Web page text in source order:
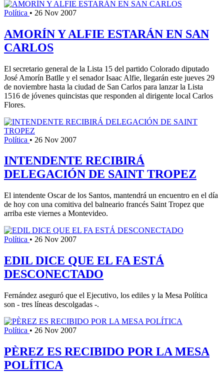
Política • 26 Nov 2007
AMORÍN Y ALFIE ESTARÁN EN SAN
CARLOS
El secretario general de la Lista 15 del partido Colorado diputado
José Amorín Batlle y el senador Isaac Alfie, llegarán este jueves 29
de noviembre hasta la ciudad de San Carlos para lanzar la Lista
1516 de jóvenes quincistas que responden al dirigente local Carlos
Flores.
Política • 26 Nov 2007
INTENDENTE RECIBIRÁ
DELEGACIÓN DE SAINT TROPEZ
El intendente Oscar de los Santos, mantendrá un encuentro en el día
de hoy con una comitiva del balneario francés Saint Tropez que
arriba este viernes a Montevideo.
Política • 26 Nov 2007
EDIL DICE QUE EL FA ESTÁ
DESCONECTADO
Fernández aseguró que el Ejecutivo, los ediles y la Mesa Política
son - tres líneas descolgadas -.
Política • 26 Nov 2007
PÈREZ ES RECIBIDO POR LA MESA
POLÍTICA